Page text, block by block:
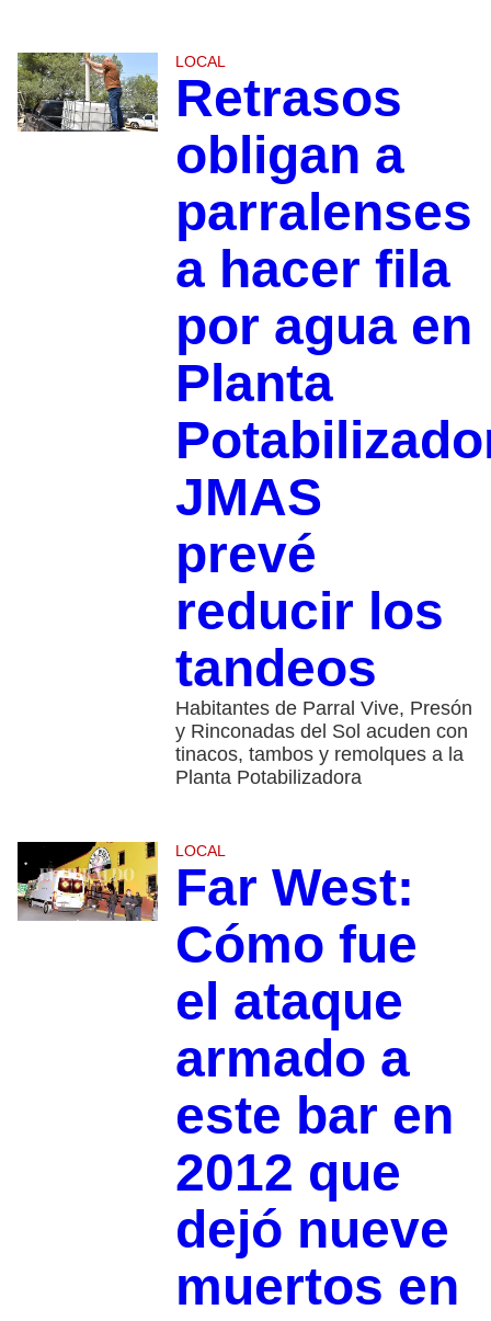
LOCAL
Retrasos
obligan a
parralenses
a hacer fila
por agua en
Planta
JMAS
prevé
reducir los
tandeos
Habitantes de Parral Vive, Presón
y Rinconadas del Sol acuden con
tinacos, tambos y remolques a la
Planta Potabilizadora
LOCAL
Far West:
Cómo fue
el ataque
armado a
este bar en
2012 que
dejó nueve
muertos en